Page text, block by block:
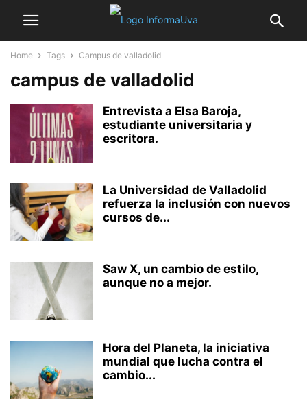
Home Tags Campus de valladolid
campus de valladolid
Entrevista a Elsa Baroja,
estudiante universitaria y
escritora.
La Universidad de Valladolid
refuerza la inclusión con nuevos
cursos de...
Saw X, un cambio de estilo,
aunque no a mejor.
Hora del Planeta, la iniciativa
mundial que lucha contra el
cambio...